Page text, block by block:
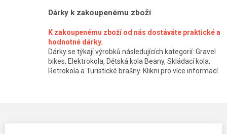
Dárky k zakoupenému zboží
K zakoupenému zboží od nás dostáváte praktické a
hodnotné dárky.
Dárky se týkají výrobků následujících kategorií: Gravel
bikes, Elektrokola, Dětská kola Beany, Skládací kola,
Retrokola a Turistické brašny. Klikni pro více informací.